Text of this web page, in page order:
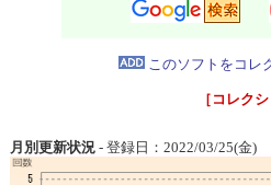
このソフトをコレ
［コレク
月別更新状況 - 登録日：2022/03/25(金)